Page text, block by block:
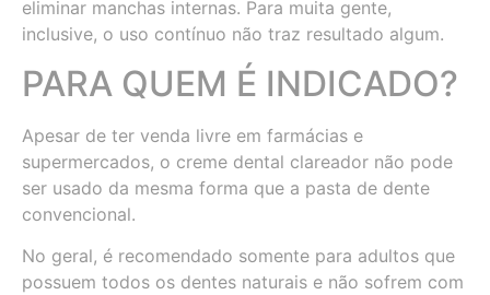
eliminar manchas internas. Para muita gente,
inclusive, o uso contínuo não traz resultado algum.
PARA QUEM É INDICADO?
Apesar de ter venda livre em farmácias e
supermercados, o creme dental clareador não pode
ser usado da mesma forma que a pasta de dente
convencional.
No geral, é recomendado somente para adultos que
possuem todos os dentes naturais e não sofrem com